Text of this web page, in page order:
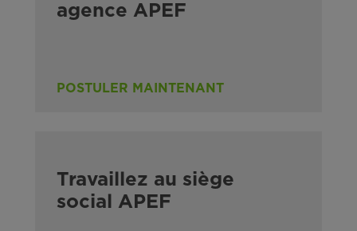
agence APEF
POSTULER MAINTENANT
Travaillez au siège
social APEF